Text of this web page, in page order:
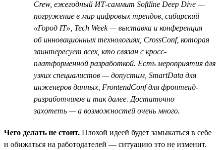
Crew, ежегодный ИТ-саммит Softline Deep Dive —
погружение в мир цифровых трендов, сибирский
«Город IT», Tech Week — выставка и конференция
об инновационных технологиях, CrossConf, которая
заинтересует всех, кто связан с кросс-
платформенной разработкой. Есть мероприятия для
узких специалистов — допустим, SmartData для
инженеров данных, FrontendConf для фронтенд-
разработчиков и так далее. Достаточно
захотеть — а возможностей очень много.
Чего делать не стоит. Плохой идеей будет замыкаться в себе
и обижаться на работодателей — ситуацию это не изменит.